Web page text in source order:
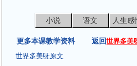
小说 语文 人生感
更多本课教学资料 返回世界多美
世界多美呀原文